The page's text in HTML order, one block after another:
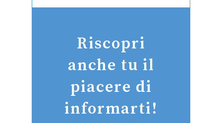
Riscopri
anche tu il
piacere di
informarti!